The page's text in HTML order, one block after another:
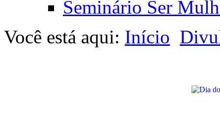
Seminário Ser
Você está aqui: Início